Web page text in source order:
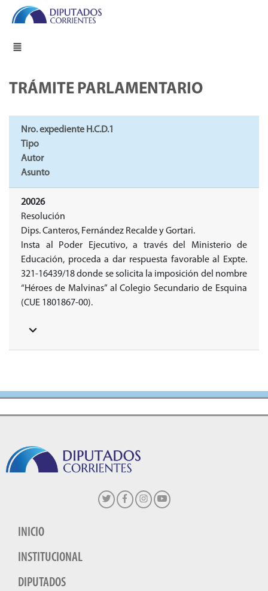
TRÁMITE PARLAMENTARIO
Nro. expediente H.C.D.1
Tipo
Autor
Asunto
20026
Resolución
Dips. Canteros, Fernández Recalde y Gortari.
Insta al Poder Ejecutivo, a través del Ministerio de
Educación, proceda a dar respuesta favorable al Expte.
321-16439/18 donde se solicita la imposición del nombre
“Héroes de Malvinas” al Colegio Secundario de Esquina
(CUE 1801867-00).
INICIO
INSTITUCIONAL
DIPUTADOS